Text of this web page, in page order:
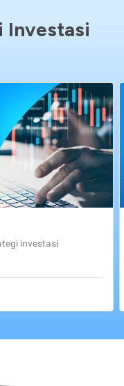
Investasi
investasi